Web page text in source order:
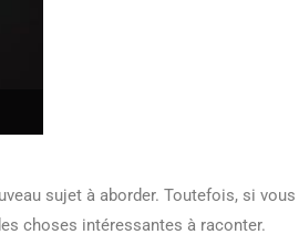
sujet à aborder. Toutefois, si vous
choses intéressantes à raconter.